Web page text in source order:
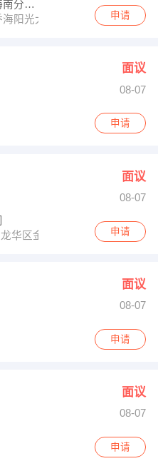
雅芳（中国）有限公司海南分公司
阳光大厦407-410室
申请
面议
08-07
申请
面议
08-07
华区金盘建设三横路 申请
面议
08-07
申请
面议
08-07
申请